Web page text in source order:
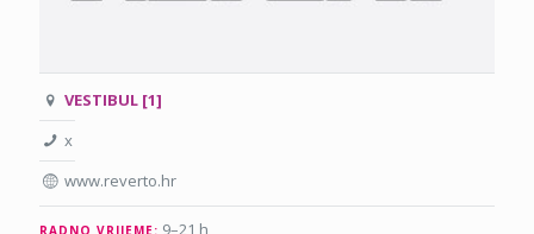
VESTIBUL [1]
x
www.reverto.hr